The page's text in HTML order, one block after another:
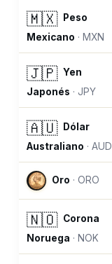
🇲🇽
Peso
Mexicano · MXN
🇯🇵 Yen
Japonés · JPY
🇦🇺
Dólar
Australiano ·AUD
Oro ·ORO
🇳🇴 Corona
Noruega · NOK